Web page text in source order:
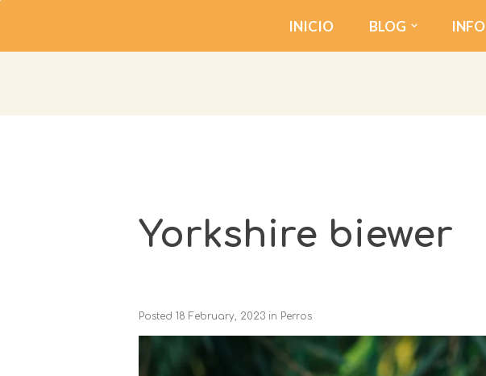
INICIO BLOG INFO
Yorkshire biewer
Posted 18 February, 2023 in Perros